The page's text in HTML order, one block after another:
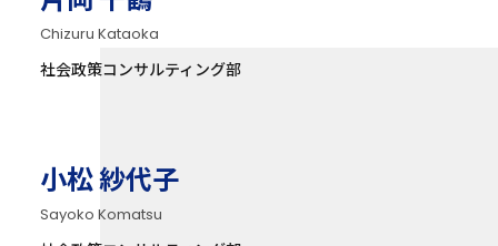
Chizuru Kataoka
社会政策コンサルティング部
小松 紗代子
Sayoko Komatsu